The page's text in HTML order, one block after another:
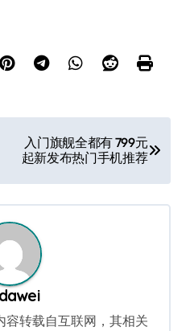
入门旗舰全都有 799元
起新发布热门手机推荐
dawei
容转载自互联网，其相关